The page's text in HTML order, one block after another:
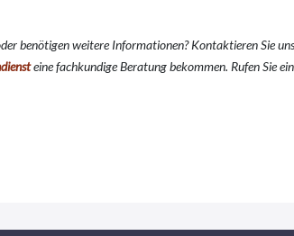
benötigen weitere Informationen? Kontaktieren Sie
eine fachkundige Beratung bekommen. Rufen Sie